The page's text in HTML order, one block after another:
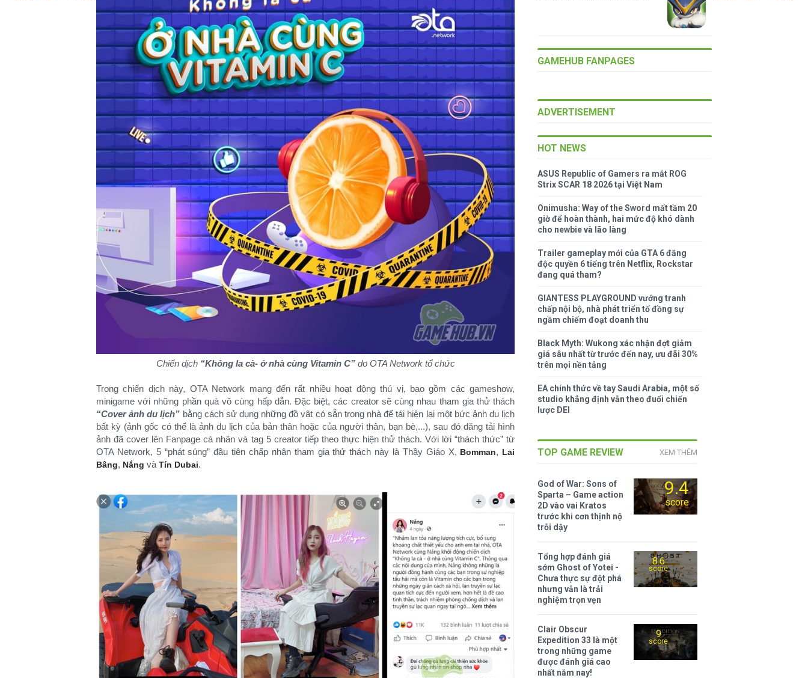
Chiến dịch“Không la cà- ở nhà cùng Vitamin C” do OTA Network tổ chức
Trong chiến dịch này, OTA Network mang đến rất nhiều hoạt động thú vị, bao gồm các gameshow,
minigame với những phần quà vô cùng hấp dẫn. Đặc biệt, các creator sẽ cùng nhau tham gia thử thách
“Cover ảnh du lịch” bằng cách sử dụng những đồ vật có sẵn trong nhà để tái hiện lại một bức ảnh du lịch
bất kỳ (ảnh gốc có thể là ảnh du lịch của bản thân hoặc của người thân, bạn bè,...), sau đó đăng tải hình
ảnh đã cover lên Fanpage cá nhân và tag 5 creator tiếp theo thực hiện thử thách. Với lời “thách thức” từ
OTA Network, 5 “phát súng” đầu tiên chấp nhận tham gia thử thách này là Thầy Giáo X, Bomman, Lai
Bâng, Nắng và Tín Dubai.
GAMEHUB FANPAGES
ADVERTISEMENT
HOT NEWS
ASUS Republic of Gamers ra mắt ROG
Strix SCAR 18 2026 tại Việt Nam
Onimusha: Way of the Sword mất tầm 20
giờ để hoàn thành, hai mức độ khó dành
cho newbie và lão làng
Trailer gameplay mới của GTA 6 đăng
độc quyền 6 tiếng trên Netflix, Rockstar
đang quá tham?
GIANTESS PLAYGROUND vướng tranh
chấp nội bộ, nhà phát triển tố đồng sự
ngầm chiếm đoạt doanh thu
Black Myth: Wukong xác nhận đợt giảm
giá sâu nhất từ trước đến nay, ưu đãi 30%
trên mọi nền tảng
EA chính thức về tay Saudi Arabia, một số
studio khẳng định vẫn theo đuổi chiến
lược DEI
TOP GAME REVIEW XEM THÊM
9.4
score
God of War: Sons of
Sparta – Game action
2D vào vai Kratos
trước khi cơn thịnh nộ
trỗi dậy
8.6
score
Tổng hợp đánh giá
sớm Ghost of Yotei -
Chưa thực sự đột phá
nhưng vẫn là trải
nghiệm trọn vẹn
9
score
Clair Obscur
Expedition 33 là một
trong những game
được đánh giá cao
nhất năm nay!